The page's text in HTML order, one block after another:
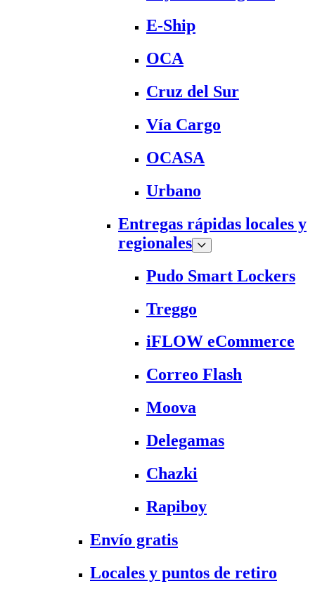
E-Ship
OCA
Cruz del Sur
Vía Cargo
OCASA
Urbano
Entregas rápidas locales y
regionales
Pudo Smart Lockers
Treggo
iFLOW eCommerce
Correo Flash
Moova
Delegamas
Chazki
Rapiboy
Envío gratis
Locales y puntos de retiro